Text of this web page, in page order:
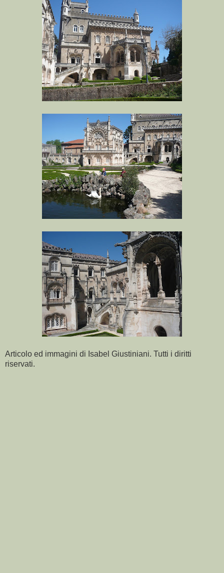
Articolo ed immagini di Isabel Giustiniani. Tutti i diritti
riservati.